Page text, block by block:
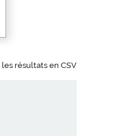
résultats en CSV